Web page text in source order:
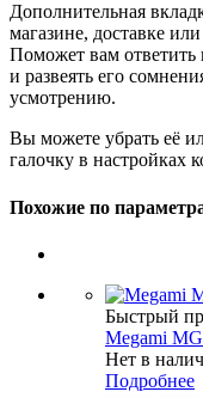
Дополнительная
магазине, доставке
Поможет вам
и развеять его
усмотрению.
Вы можете убрать её
галочку в настройках
Похожие по
Быстрый
Megami
Нет в
Подробнее